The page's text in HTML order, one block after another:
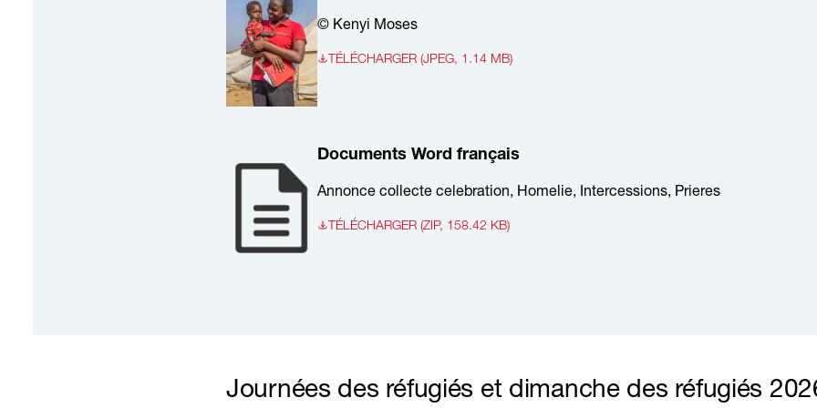
© Kenyi Moses
TÉLÉCHARGER (JPEG, 1.14 MB)
Documents Word français
Annonce collecte celebration, Homelie, Intercessions, Prieres
TÉLÉCHARGER (ZIP, 158.42 KB)
Journées des réfugiés et dimanche des réfugiés